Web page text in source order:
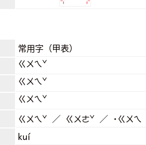
常用字（甲表）
ㄍㄨㄟˇ
ㄍㄨㄟˇ
ㄍㄨㄟˇ
ㄍㄨㄟˇ ／ ㄍㄨㄜˇ ／ ˙ㄍㄨㄟ
kuí